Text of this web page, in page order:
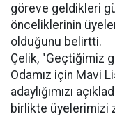
göreve geldikleri
önceliklerinin
olduğunu belirtti.
Çelik, "Geçtiğimiz
Odamız için Mavi
adaylığımızı
birlikte üyelerimizi